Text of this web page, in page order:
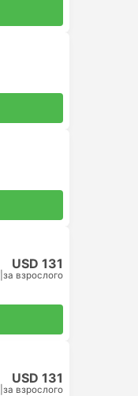
USD 131
за взрослого
USD 131
за взрослого